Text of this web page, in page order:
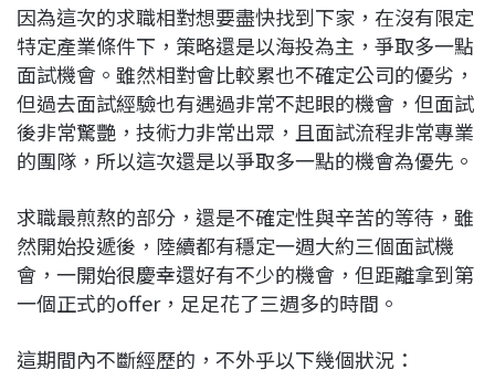
因為這次的求職相對想要盡快找到下家，在沒有限定
特定產業條件下，策略還是以海投為主，爭取多一點
面試機會。雖然相對會比較累也不確定公司的優劣，
但過去面試經驗也有遇過非常不起眼的機會，但面試
後非常驚艷，技術力非常出眾，且面試流程非常專業
的團隊，所以這次還是以爭取多一點的機會為優先。
求職最煎熬的部分，還是不確定性與辛苦的等待，雖
然開始投遞後，陸續都有穩定一週大約三個面試機
會，一開始很慶幸還好有不少的機會，但距離拿到第
一個正式的offer，足足花了三週多的時間。
這期間內不斷經歷的，不外乎以下幾個狀況：